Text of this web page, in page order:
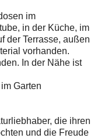
im
in der Küche, im
der Terrasse, außen
vorhanden.
In der Nähe ist
Garten
die ihren
und die Freude